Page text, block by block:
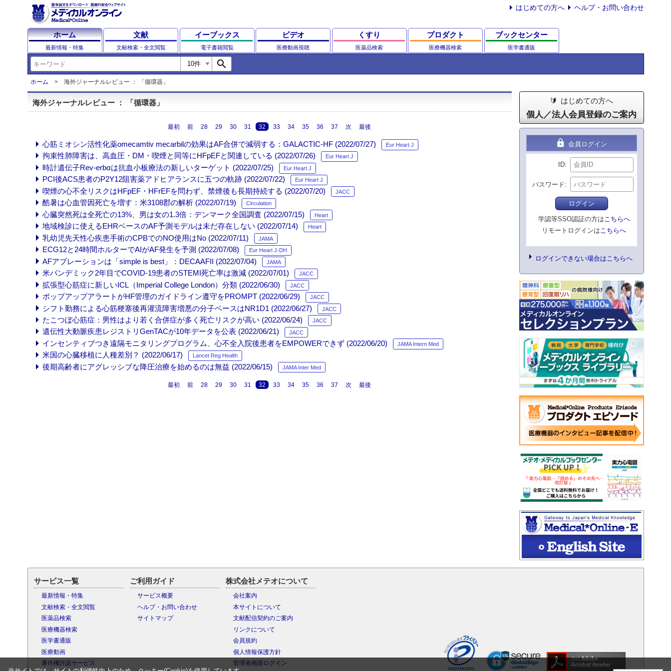
はじめての方へ ヘルプ・お問い合わせ
ホーム
最新情報・特集
文献
文献検索・全文閲覧
イーブックス
電子書籍閲覧
ビデオ
医療動画視聴
くすり
医薬品検索
プロダクト
医療機器検索
ブックセンター
医学書通販
search
ホーム 海外ジャーナルレビュー ： 「循環器」
海外ジャーナルレビュー ： 「循環器」
最初 前 28 29 30 31 32 33 34 35 36 37 次 最後
心筋ミオシン活性化薬omecamtiv mecarbilの効果はAF合併で減弱する：GALACTIC-HF (2022/07/27) Eur Heart J
拘束性肺障害は、高血圧・DM・喫煙と同等にHFpEFと関連している (2022/07/26) Eur Heart J
時計遺伝子Rev-erbαは抗血小板療法の新しいターゲット (2022/07/25) Eur Heart J
PCI後ACS患者のP2Y12阻害薬アドヒアランスに五つの軌跡 (2022/07/22) Eur Heart J
喫煙の心不全リスクはHFpEF・HFrEFを問わず、禁煙後も長期持続する (2022/07/20) JACC
酷暑は心血管因死亡を増す：米3108郡の解析 (2022/07/19) Circulation
心臓突然死は全死亡の13%、男は女の1.3倍：デンマーク全国調査 (2022/07/15) Heart
地域検診に使えるEHRベースのAF予測モデルは未だ存在しない (2022/07/14) Heart
乳幼児先天性心疾患手術のCPBでのNO使用はNo (2022/07/11) JAMA
ECG12と24時間ホルターでAIがAF発生を予測 (2022/07/08) Eur Heart J-DH
AFアブレーションは「simple is best」：DECAAFII (2022/07/04) JAMA
米パンデミック2年目でCOVID-19患者のSTEMI死亡率は激減 (2022/07/01) JACC
拡張型心筋症に新しいICL（Imperial College London）分類 (2022/06/30) JACC
ポップアップアラートがHF管理のガイドライン遵守をPROMPT (2022/06/29) JACC
シフト勤務による心筋梗塞後再灌流障害増悪の分子ベースはNR1D1 (2022/06/27) JACC
たこつぼ心筋症：男性はより若く合併症が多く死亡リスクが高い (2022/06/24) JACC
遺伝性大動脈疾患レジストリGenTACが10年データを公表 (2022/06/21) JACC
インセンティブつき遠隔モニタリングプログラム、心不全入院後患者をEMPOWERできず (2022/06/20) JAMA Intern Med
米国の心臓移植に人種差別？ (2022/06/17) Lancet Reg Health
後期高齢者にアグレッシブな降圧治療を始めるのは無益 (2022/06/15) JAMA Inter Med
最初 前 28 29 30 31 32 33 34 35 36 37 次 最後
はじめての方へ
個人／法人会員登録のご案内
lock 会員ログイン
ID
パスワード
ログイン
学認等SSO認証の方はこちらへ
リモートログインはこちらへ
ログインできない場合はこちらへ
サービス一覧
最新情報・特集
文献検索・全文閲覧
医薬品検索
医療機器検索
医学書通販
医療動画
著作権許諾サービス
ご利用ガイド
サービス概要
ヘルプ・お問い合わせ
サイトマップ
株式会社メテオについて
会社案内
本サイトについて
文献配信契約のご案内
リンクについて
会員規約
個人情報保護方針
管理者画面ログイン